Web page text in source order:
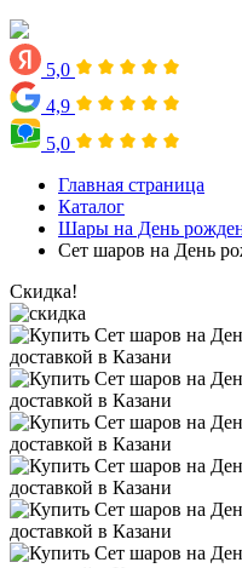
5,0
4,9
5,0
Главная страница
Каталог
Шары на День
Сет шаров на День
Скидка!